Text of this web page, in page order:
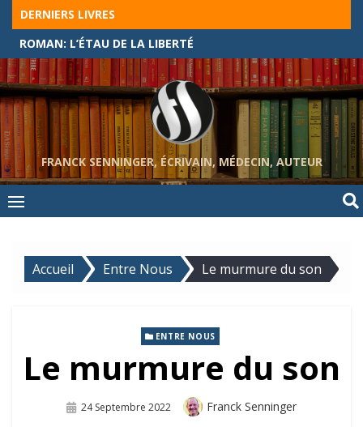
Skip
content
DERNIERS LIVRES
ROMAN: L’ÉTAU DE LA LIBERTÉ
FRANCK SENNINGER, ÉCRIVAIN, MÉDECIN, AUTEUR
Accueil Entre Nous Le murmure du son
ENTRE NOUS
Le murmure du son
Publié
24 Septembre 2022 Auteur
Franck Senninger